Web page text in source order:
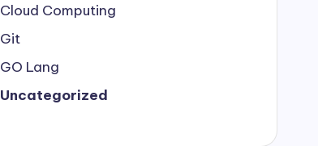
Cloud Computing
Git
GO Lang
Uncategorized